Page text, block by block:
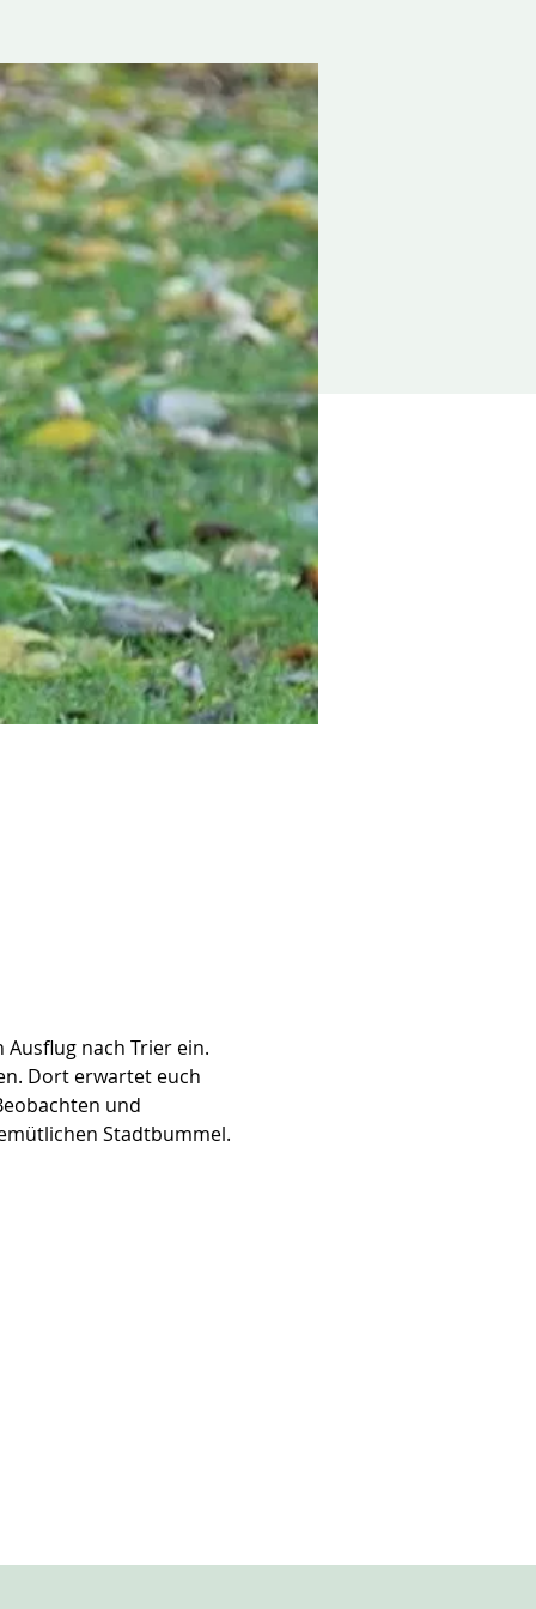
nach Trier ein.
Dort erwartet euch
und
Stadtbummel.